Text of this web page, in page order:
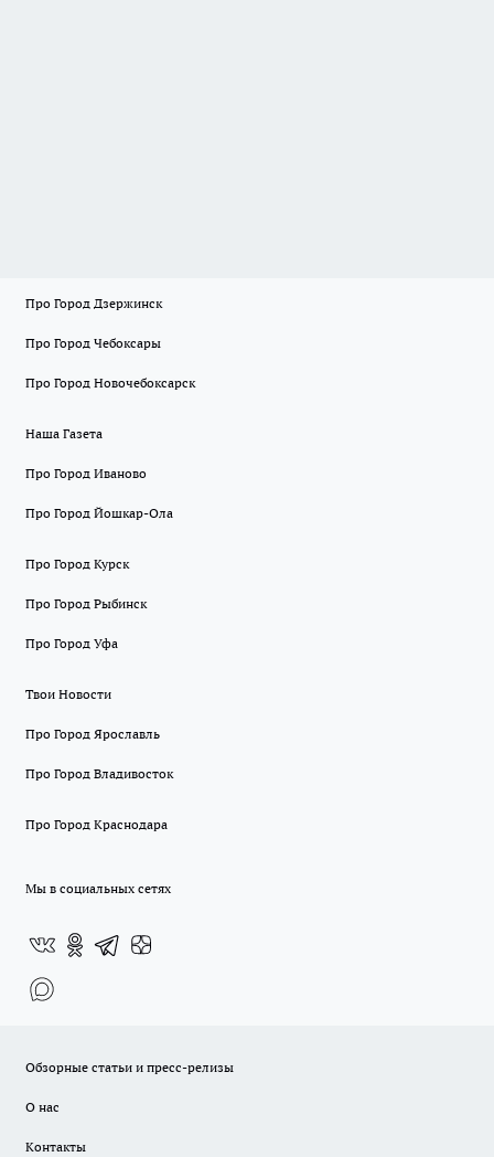
Про Город Дзержинск
Про Город Чебоксары
Про Город Новочебоксарск
Наша Газета
Про Город Иваново
Про Город Йошкар-Ола
Про Город Курск
Про Город Рыбинск
Про Город Уфа
Твои Новости
Про Город Ярославль
Про Город Владивосток
Про Город Краснодара
Мы в социальных сетях
Обзорные статьи и пресс-релизы
О нас
Контакты